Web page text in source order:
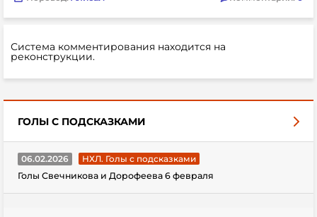
Система комментирования находится на
реконструкции.
ГОЛЫ С ПОДСКАЗКАМИ
06.02.2026
НХЛ. Голы с подсказками
Голы Свечникова и Дорофеева 6 февраля